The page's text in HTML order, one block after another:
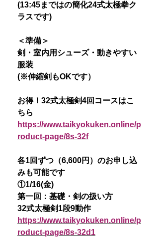
(13:45まではの簡化24式太極拳ク
ラスです)
＜準備＞
剣・室内用シューズ・動きやすい
服装
(※伸縮剣もOKです）
お得！32式太極剣4回コースはこ
ちら
https://www.taikyokuken.online/p
roduct-page/8s-32f
各1回ずつ（6,600円）のお申し込
みも可能です
①1/16(金)
第一回：基礎・剣の扱い方
32式太極剣1段9動作
https://www.taikyokuken.online/p
roduct-page/8s-32d1